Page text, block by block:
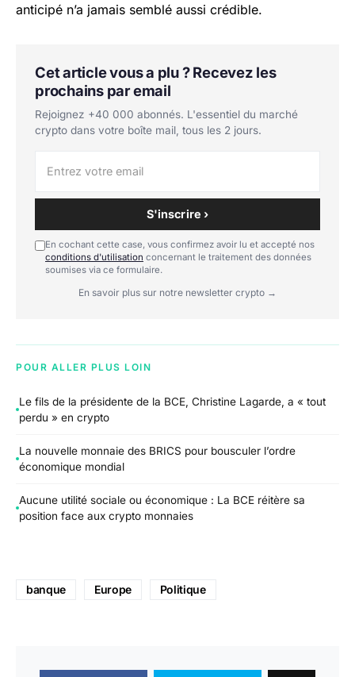
anticipé n’a jamais semblé aussi crédible.
Cet article vous a plu ? Recevez les
prochains par email
Rejoignez +40 000 abonnés. L'essentiel du marché
crypto dans votre boîte mail, tous les 2 jours.
S'inscrire ›
En cochant cette case, vous confirmez avoir lu et accepté nos
conditions d'utilisation concernant le traitement des données
soumises via ce formulaire.
En savoir plus sur notre newsletter crypto →
POUR ALLER PLUS LOIN
Le fils de la présidente de la BCE, Christine Lagarde, a « tout
perdu » en crypto
La nouvelle monnaie des BRICS pour bousculer l’ordre
économique mondial
Aucune utilité sociale ou économique : La BCE réitère sa
position face aux crypto monnaies
banque Europe Politique